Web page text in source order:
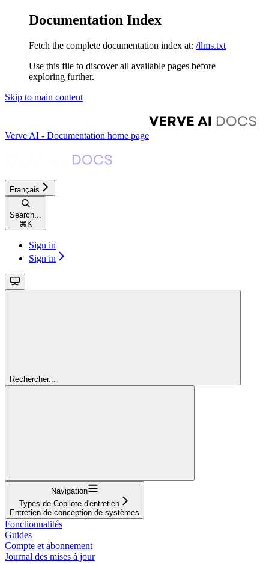
Documentation Index
Fetch the complete documentation index at: /llms.txt
Use this file to discover all available pages before
exploring further.
Skip to main content
Verve AI - Documentation home page
Français
Search...
⌘ K
Sign in
Sign in
Rechercher...
Navigation
Types de Copilote d'entretien
Entretien de conception de systèmes
Fonctionnalités
Guides
Compte et abonnement
Journal des mises à jour